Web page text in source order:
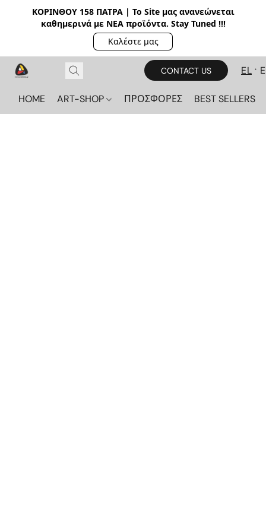
ΚΟΡΙΝΘΟΥ 158 ΠΑΤΡΑ | Το Site μας ανανεώνεται
καθημερινά με ΝΕΑ προϊόντα. Stay Tuned !!!
Καλέστε μας
CONTACT US EL
HOME ART-SHOP ΠΡΟΣΦΟΡΕΣ BEST SELLERS